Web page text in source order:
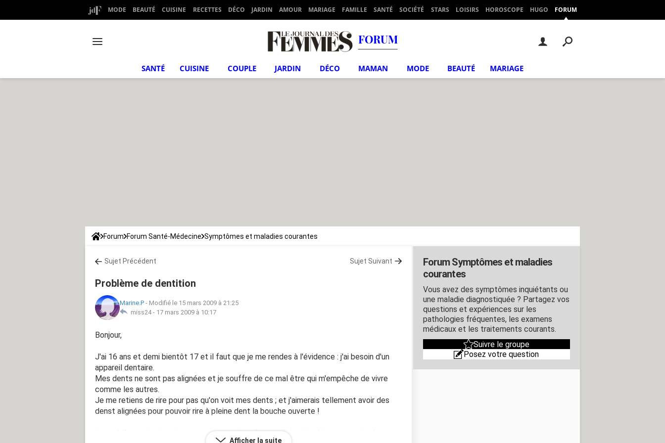
MODE BEAUTÉ CUISINE RECETTES DÉCO JARDIN AMOUR MARIAGE FAMILLE SANTÉ SOCIÉTÉ STARS LOISIRS HOROSCOPE HUGO FORUM
FORUM
SANTÉ CUISINE COUPLE JARDIN DÉCO MAMAN MODE BEAUTÉ MARIAGE
Forum Forum Santé-Médecine Symptômes et maladies courantes
Sujet Précédent Sujet Suivant
Problème de dentition
Marine.P - Modifié le 15 mars 2009 à 21:25
miss24 - 17 mars 2009 à 10:17
Bonjour,
J'ai 16 ans et demi bientôt 17 et il faut que je me rendes à l'évidence : j'ai besoin d'un
appareil dentaire.
Mes dents ne sont pas alignées et je souffre de ce mal être qui m'empêche de vivre
comme les autres.
Je me retiens de rire pour pas qu'on voit mes dents ; et j'aimerais tellement avoir des
denst alignées pour pouvoir rire à pleine dent la bouche ouverte !
Le problème, c'est que je ne veux pas porter d'appareil dentaire ! je ne connais plus
Afficher la suite
Forum Symptômes et maladies
courantes
Vous avez des symptômes inquiétants ou
une maladie diagnostiquée ? Partagez vos
questions et expériences sur les
pathologies fréquentes, les examens
médicaux et les traitements courants.
Suivre le groupe
Posez votre question